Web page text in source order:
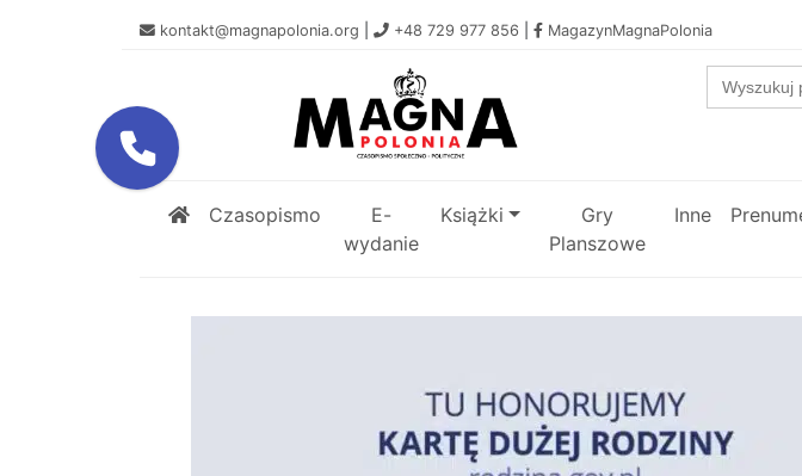
kontakt@magnapolonia.org +48 729 977 856 MagazynMagnaPolonia
Search
for:
Czasopismo
E-
wydanie
Książki
Gry
Planszowe
Inne